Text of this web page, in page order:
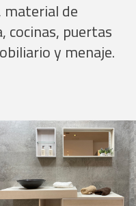
material de
cocinas, puertas
y menaje.